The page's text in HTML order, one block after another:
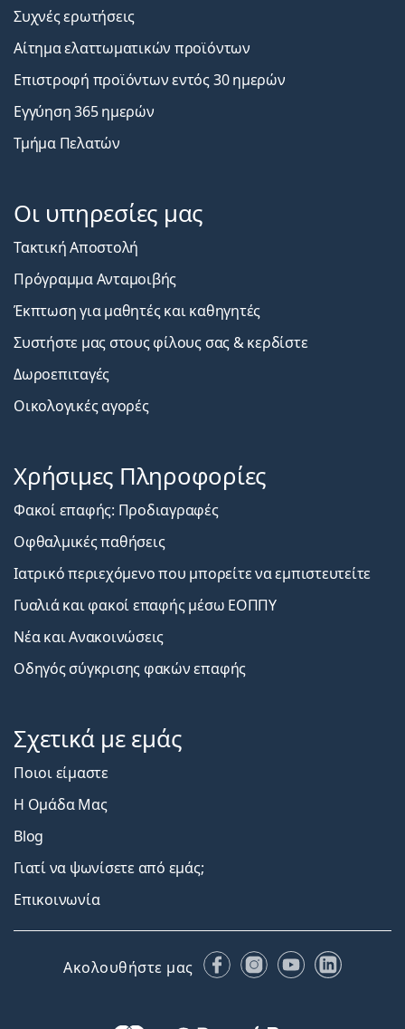
Συχνές ερωτήσεις
Αίτημα ελαττωματικών προϊόντων
Επιστροφή προϊόντων εντός 30 ημερών
Εγγύηση 365 ημερών
Τμήμα Πελατών
Οι υπηρεσίες μας
Τακτική Αποστολή
Πρόγραμμα Ανταμοιβής
Έκπτωση για μαθητές και καθηγητές
Συστήστε μας στους φίλους σας & κερδίστε
Δωροεπιταγές
Οικολογικές αγορές
Χρήσιμες Πληροφορίες
Φακοί επαφής: Προδιαγραφές
Οφθαλμικές παθήσεις
Ιατρικό περιεχόμενο που μπορείτε να εμπιστευτείτε
Γυαλιά και φακοί επαφής μέσω ΕΟΠΠΥ
Νέα και Ανακοινώσεις
Οδηγός σύγκρισης φακών επαφής
Σχετικά με εμάς
Ποιοι είμαστε
Η Ομάδα Μας
Blog
Γιατί να ψωνίσετε από εμάς;
Επικοινωνία
Ακολουθήστε μας FacebookInstagram
YouTubeLinkedIn